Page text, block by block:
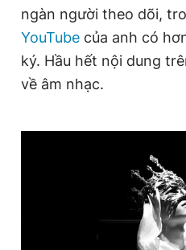
ngàn người theo dõi,
YouTube của anh có
ký. Hầu hết nội dung
về âm nhạc.